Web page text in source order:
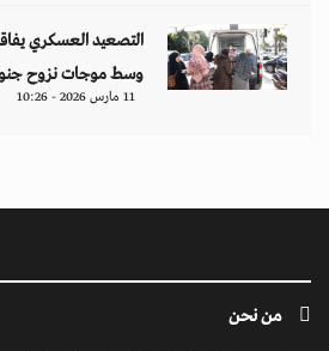
التصعيد العسكري
وسط موجات نزوح
11 مارس 2026 - 10:26
من نحن